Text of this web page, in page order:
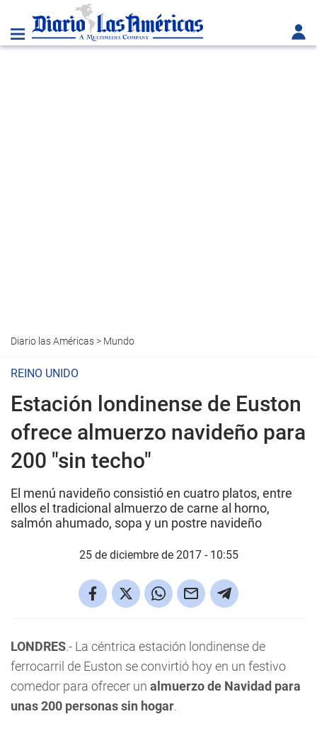
Diario las Américas> Mundo
REINO UNIDO
Estación londinense de Euston
ofrece almuerzo navideño para
200 "sin techo"
El menú navideño consistió en cuatro platos, entre
ellos el tradicional almuerzo de carne al horno,
salmón ahumado, sopa y un postre navideño
25 de diciembre de 2017 - 10:55
LONDRES.- La céntrica estación londinense de
ferrocarril de Euston se convirtió hoy en un festivo
comedor para ofrecer un almuerzo de Navidad para
unas 200 personas sin hogar.